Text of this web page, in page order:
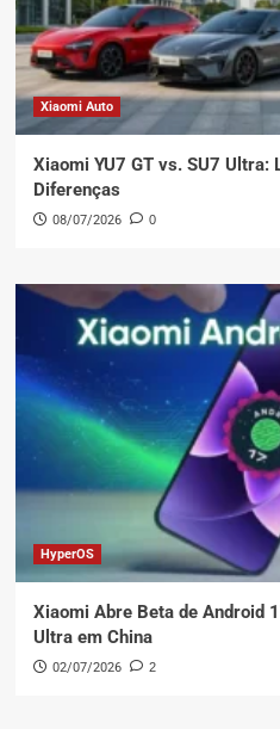
Xiaomi Auto
Xiaomi YU7 GT vs. SU7 Ultra:
Diferenças
08/07/2026 0
HyperOS
Xiaomi Abre Beta de Android
Ultra em China
02/07/2026 2